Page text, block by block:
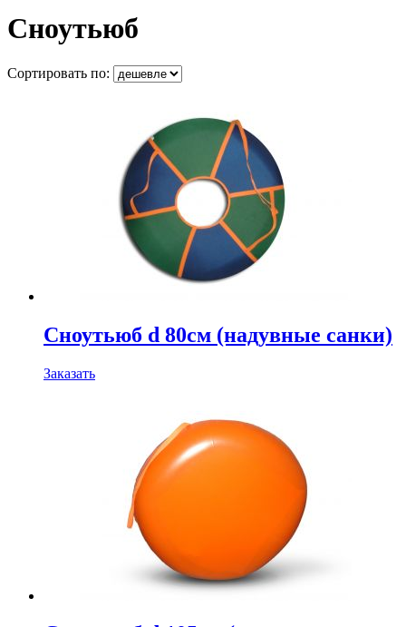
Сноутьюб
Сортировать по:
Сноутьюб d 80см (надувные санки)
Заказать